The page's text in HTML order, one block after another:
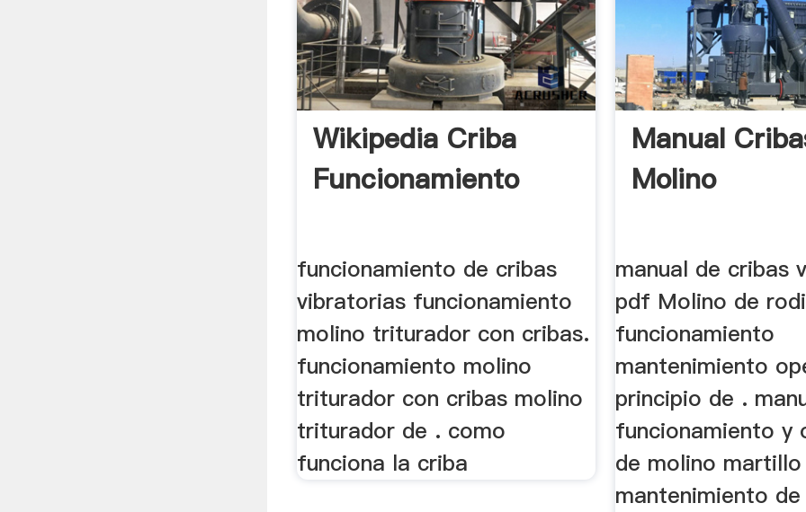
Wikipedia Criba
Funcionamiento
funcionamiento de cribas
vibratorias funcionamiento
molino triturador con cribas.
funcionamiento molino
triturador con cribas molino
triturador de . como
funciona la criba
Manual
Molino
manual de cribas
pdf Molino de
funcionamiento
mantenimiento
principio de .
funcionamiento y
de molino martillo
mantenimiento